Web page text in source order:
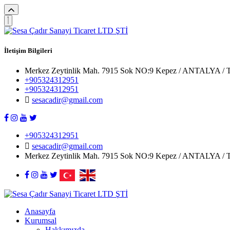
İletişim Bilgileri
Merkez Zeytinlik Mah. 7915 Sok NO:9 Kepez / ANTALYA /
+905324312951
+905324312951
sesacadir@gmail.com
+905324312951
sesacadir@gmail.com
Merkez Zeytinlik Mah. 7915 Sok NO:9 Kepez / ANTALYA /
Anasayfa
Kurumsal